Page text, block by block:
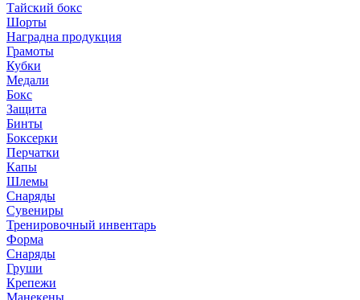
Тайский бокс
Шорты
Наградна продукция
Грамоты
Кубки
Медали
Бокс
Защита
Бинты
Боксерки
Перчатки
Капы
Шлемы
Снаряды
Сувениры
Тренировочный инвентарь
Форма
Снаряды
Груши
Крепежи
Манекены